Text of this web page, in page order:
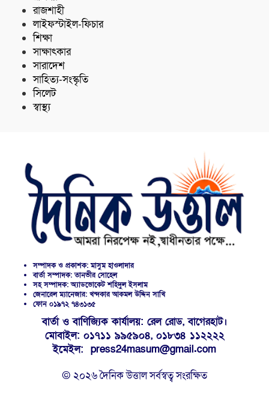
রাজশাহী
লাইফস্টাইল-ফিচার
শিক্ষা
সাক্ষাৎকার
সারাদেশ
সাহিত্য-সংস্কৃতি
সিলেট
স্বাস্থ্য
সম্পাদক ও প্রকাশক: মাসুম হাওলাদার
বার্তা সম্পাদক: তানভীর সোহেল
সহ সম্পাদক: অ্যাডভোকেট শহিদুল ইসলাম
জেনারেল ম্যানেজার: খন্দকার আকমল উদ্দিন সাখি
ফোন ০১৯৭২ ৭৪৩১৩৫
বার্তা ও বাণিজ্যিক কার্যালয়: রেল রোড, বাগেরহাট।
মোবাইল: ০১৭১১ ৯৯৫৯০৪, ০১৮৩৪ ১১২২২২
ইমেইল: press24masum@gmail.com
© ২০২৬ দৈনিক উত্তাল সর্বস্বত্ব সংরক্ষিত